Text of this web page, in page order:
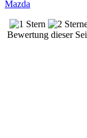
Mazda
Bewertung dieser